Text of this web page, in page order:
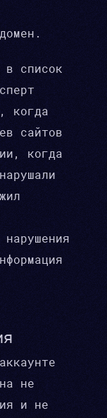
в список
когда
сайтов
когда
не
и не